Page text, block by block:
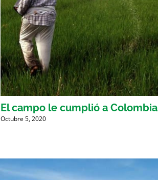
El campo le cumplió a Colombia
Octubre 5, 2020